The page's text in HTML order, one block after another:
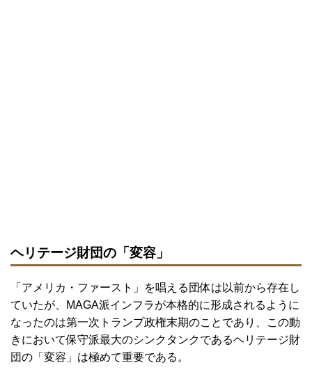
ヘリテージ財団の「変容」
「アメリカ・ファースト」を唱える団体は以前から存在し
ていたが、MAGA派インフラが本格的に形成されるように
なったのは第一次トランプ政権末期のことであり、この動
きにおいて保守派最大のシンクタンクであるヘリテージ財
団の「変容」は極めて重要である。